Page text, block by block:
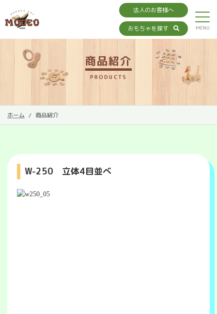
法人のお客様へ
おもちゃを探す
商品紹介
PRODUCTS
ホーム 商品紹介
W-250 立体4目並べ